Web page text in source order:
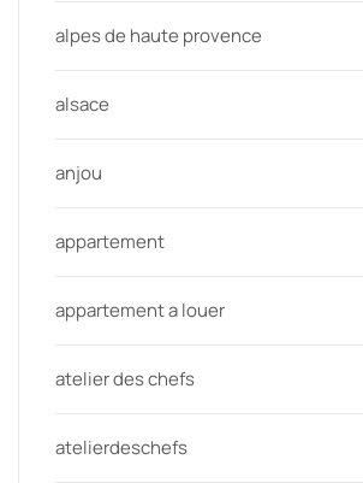
alpes de haute provence
alsace
anjou
appartement
appartement a louer
atelier des chefs
atelierdeschefs